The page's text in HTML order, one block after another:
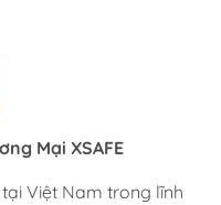
Mại XSAFE
Việt Nam trong lĩnh